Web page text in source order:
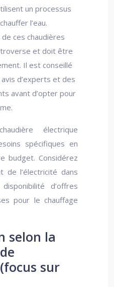
un processus
l’eau.
ces chaudières
et doit être
Il est conseillé
d’experts et des
avant d’opter pour
électrique
spécifiques en
budget. Considérez
de l’électricité dans
d’offres
pour le chauffage
selon la
sur